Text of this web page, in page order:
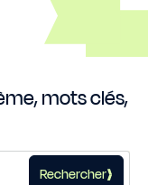
mots clés,
Rechercher